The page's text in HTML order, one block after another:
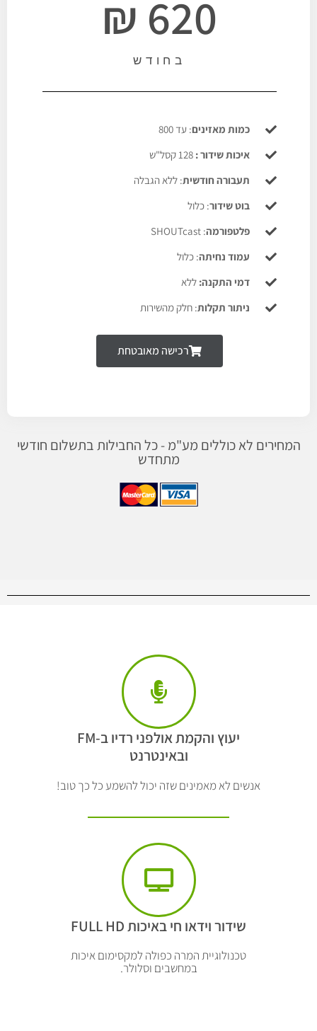
620 ₪
בחודש
כמות מאזינים: עד 800
איכות שידור : 128 קסל"ש
תעבורה חודשית: ללא הגבלה
בוט שידור: כלול
פלטפורמה: SHOUTcast
עמוד נחיתה: כלול
דמי התקנה: ללא
ניתור תקלות: חלק מהשירות
רכישה מאובטחת
המחירים לא כוללים מע"מ - כל החבילות בתשלום חודשי
מתחדש
יעוץ והקמת אולפני רדיו ב-FM
ובאינטרנט
אנשים לא מאמינים שזה יכול להשמע כל כך טוב!
שידור וידאו חי באיכות FULL HD
טכנולוגיית המרה כפולה למקסימום איכות
במחשבים וסלולר.